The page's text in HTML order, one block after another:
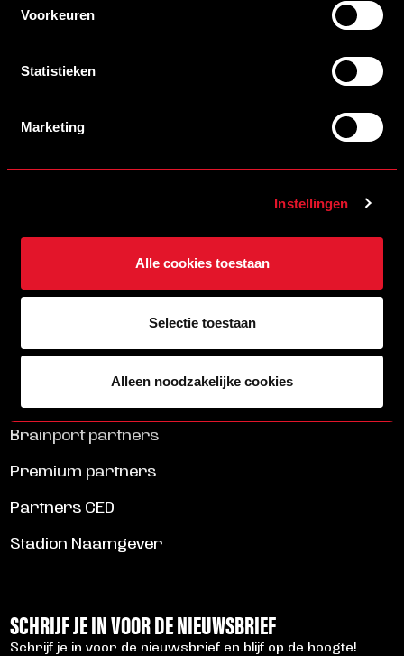
Voorkeuren
Statistieken
Marketing
Instellingen
Alle cookies toestaan
Selectie toestaan
Alleen noodzakelijke cookies
LEES MEER
13/07/2026 09:00
WEEKPROGRAMMA EERSTE ELFTAL HELMOND SPORT
ALLE NIEUWS
Brainport partners
Premium partners
Partners CED
Stadion Naamgever
SCHRIJF JE IN VOOR DE NIEUWSBRIEF
Schrijf je in voor de nieuwsbrief en blijf op de hoogte!